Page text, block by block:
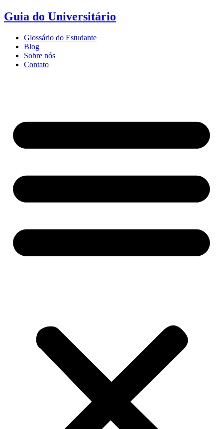
Ir
para
conteúdo
Guia do Universitário
Glossário do Estudante
Blog
Sobre nós
Contato